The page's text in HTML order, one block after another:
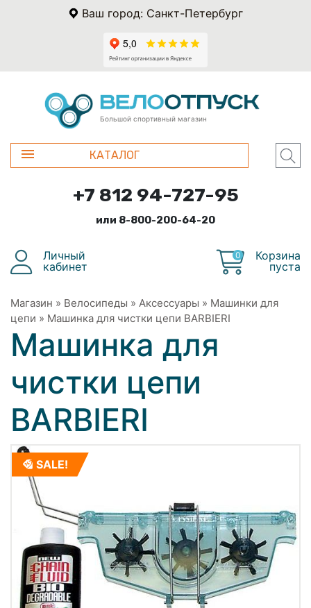
Ваш город: Санкт-Петербург
Большой спортивный магазин
КАТАЛОГ
+7 812 94-727-95
или 8-800-200-64-20
Личный
кабинет
0
Корзина
пуста
Магазин » Велосипеды » Аксессуары » Машинки для
цепи » Машинка для чистки цепи BARBIERI
Машинка для
чистки цепи
BARBIERI
SALE!